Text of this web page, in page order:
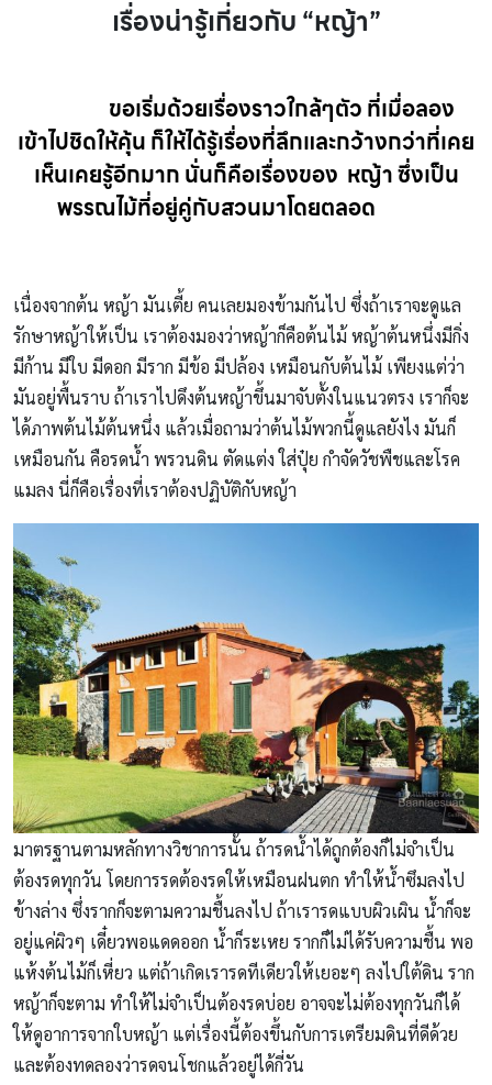
เรื่องน่ารู้เกี่ยวกับ “หญ้า”
ขอเริ่มด้วยเรื่องราวใกล้ๆตัว ที่เมื่อลอง
เข้าไปชิดให้คุ้น ก็ให้ได้รู้เรื่องที่ลึกและกว้างกว่าที่เคย
เห็นเคยรู้อีกมาก นั่นก็คือเรื่องของ หญ้า ซึ่งเป็น
พรรณไม้ที่อยู่คู่กับสวนมาโดยตลอด
เนื่องจากต้น หญ้า มันเตี้ย คนเลยมองข้ามกันไป ซึ่งถ้าเราจะดูแล
รักษาหญ้าให้เป็น เราต้องมองว่าหญ้าก็คือต้นไม้ หญ้าต้นหนึ่งมีกิ่ง
มีก้าน มีใบ มีดอก มีราก มีข้อ มีปล้อง เหมือนกับต้นไม้ เพียงแต่ว่า
มันอยู่พื้นราบ ถ้าเราไปดึงต้นหญ้าขึ้นมาจับตั้งในแนวตรง เราก็จะ
ได้ภาพต้นไม้ต้นหนึ่ง แล้วเมื่อถามว่าต้นไม้พวกนี้ดูแลยังไง มันก็
เหมือนกัน คือรดน้ำ พรวนดิน ตัดแต่ง ใส่ปุ๋ย กำจัดวัชพืชและโรค
แมลง นี่ก็คือเรื่องที่เราต้องปฏิบัติกับหญ้า
มาตรฐานตามหลักทางวิชาการนั้น ถ้ารดน้ำได้ถูกต้องก็ไม่จำเป็น
ต้องรดทุกวัน โดยการรดต้องรดให้เหมือนฝนตก ทำให้น้ำซึมลงไป
ข้างล่าง ซึ่งรากก็จะตามความชื้นลงไป ถ้าเรารดแบบผิวเผิน น้ำก็จะ
อยู่แค่ผิวๆ เดี๋ยวพอแดดออก น้ำก็ระเหย รากก็ไม่ได้รับความชื้น พอ
แห้งต้นไม้ก็เหี่ยว แต่ถ้าเกิดเรารดทีเดียวให้เยอะๆ ลงไปใต้ดิน ราก
หญ้าก็จะตาม ทำให้ไม่จำเป็นต้องรดบ่อย อาจจะไม่ต้องทุกวันก็ได้
ให้ดูอาการจากใบหญ้า แต่เรื่องนี้ต้องขึ้นกับการเตรียมดินที่ดีด้วย
และต้องทดลองว่ารดจนโชกแล้วอยู่ได้กี่วัน